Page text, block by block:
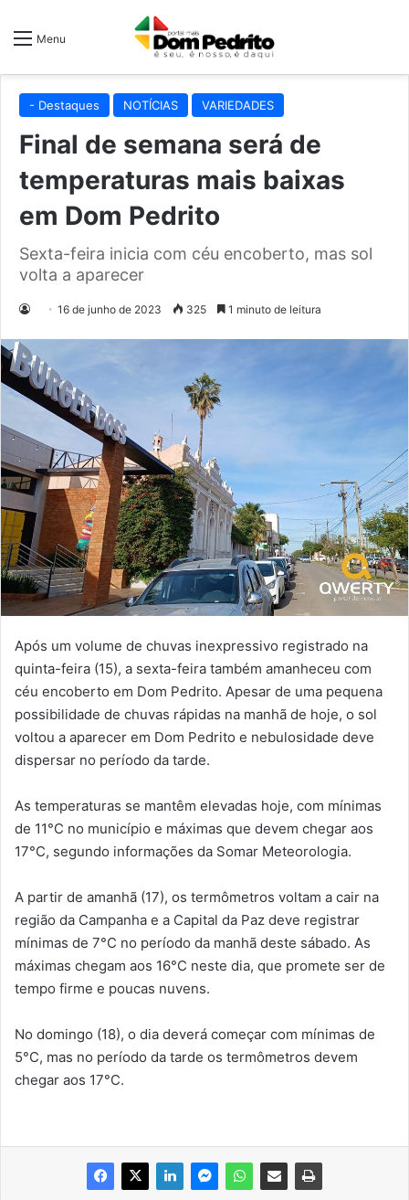
Menu
- Destaques NOTÍCIAS VARIEDADES
Final de semana será de
temperaturas mais baixas
em Dom Pedrito
Sexta-feira inicia com céu encoberto, mas sol
volta a aparecer
16 de junho de 2023 325 1 minuto de leitura
Após um volume de chuvas inexpressivo registrado na
quinta-feira (15), a sexta-feira também amanheceu com
céu encoberto em Dom Pedrito. Apesar de uma pequena
possibilidade de chuvas rápidas na manhã de hoje, o sol
voltou a aparecer em Dom Pedrito e nebulosidade deve
dispersar no período da tarde.
As temperaturas se mantêm elevadas hoje, com mínimas
de 11°C no município e máximas que devem chegar aos
17°C, segundo informações da Somar Meteorologia.
A partir de amanhã (17), os termômetros voltam a cair na
região da Campanha e a Capital da Paz deve registrar
mínimas de 7°C no período da manhã deste sábado. As
máximas chegam aos 16°C neste dia, que promete ser de
tempo firme e poucas nuvens.
No domingo (18), o dia deverá começar com mínimas de
5°C, mas no período da tarde os termômetros devem
chegar aos 17°C.